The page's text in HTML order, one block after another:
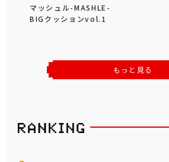
マッシュル-MASHLE-
BIGクッションvol.1
もっと見る